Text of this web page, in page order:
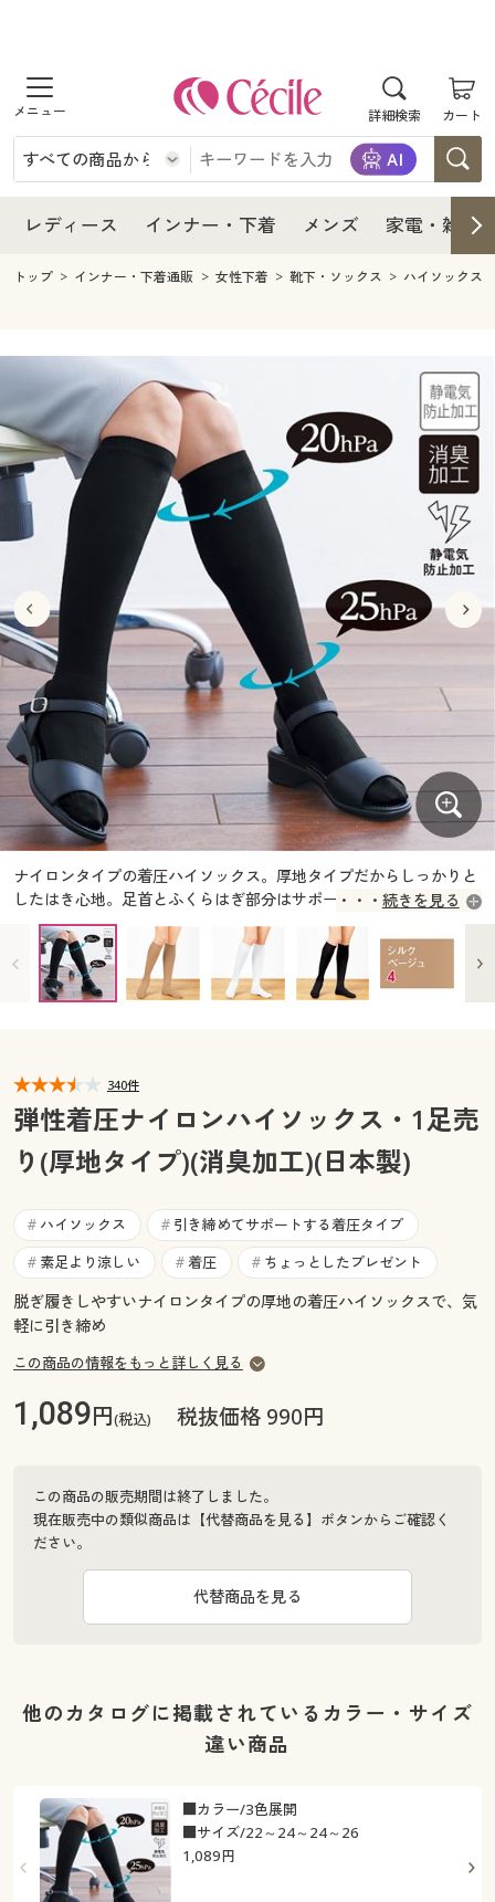
詳細検索 カート
商品を探す
レディース
レディースファッション
インナー・下着
インナー・下着通販すべて
メンズ下着
ジュニア・ティーンズ下着
メンズ
メンズファッション
メンズ下着
家電・雑貨すべて
家電
キッチン・雑貨・日用品
寝具・インテリア・家具
寝具・インテリア・家具通販すべて
家具・収納
寝具・ベッド
カーテン・ラグ・ファブリック
美容・健康
美容・健康通販すべて
美容・健康・サプリメント
制服・スクール
制服・スクールすべて
制服・学生服
ジュニア・ティーンズ下着
大きいサイズ
大きいサイズ通販すべて
大きいサイズ レディース服
大きいサイズ レディース下着
大きいサイズ メンズ
大きいサイズ 事務・制服
バーゲン
バーゲンセール
シークレットセール
詳細検索
商品カテゴリ一覧
カタログ
カタログ・チラシからのご注文
デジタルカタログ
カタログ無料プレゼント
マイページ
閲覧履歴
お気に入り
サポート
ご利用ガイド
よくある質問とお問い合わせ
レディース インナー・下着 メンズ 家電・雑貨
レディース
レディース通販すべて
レディースファッション
インナー・下着
インナー・下着通販すべて
ジュニア・ティーンズ下着
メンズ
メンズ下着
キッチン・雑貨・日用品
寝具・インテリア・家具通販すべて
家具・収納
寝具・ベッド
カーテン・ラグ・ファブリック
美容・健康
美容・健康通販すべて
美容・健康・サプリメント
制服・スクール
制服・スクールすべて
制服・学生服
ジュニア・ティーンズ下着
大きいサイズ
大きいサイズ通販すべて
大きいサイズ レディース服
大きいサイズ レディース下着
大きいサイズ メンズ
大きいサイズ 事務・制服
バーゲン
バーゲンセール
シークレットセール
詳細検索
商品カテゴリ一覧
カタログ
カタログ・チラシからのご注文
カタログ無料プレゼント
会員メニュー
閲覧履歴
お気に入り
サポート
ご利用ガイド
よくある質問とお問い合わせ
トップ インナー・下着通販 女性下着 靴下・ソックス ハイソックス
ナイロンタイプの着圧ハイソックス。厚地タイプだからしっかりと
したはき心地。足首とふくらはぎ部分はサポート力に強弱を付け
た、段階着圧設計。
続きを見る
340件
弾性着圧ナイロンハイソックス・1足売
り(厚地タイプ)(消臭加工)(日本製)
# ハイソックス # 引き締めてサポートする着圧タイプ
# 素足より涼しい # 着圧 # ちょっとしたプレゼント
脱ぎ履きしやすいナイロンタイプの厚地の着圧ハイソックスで、気
軽に引き締め
この商品の情報をもっと詳しく見る
1,089円(税込) 税抜価格 990円
この商品の販売期間は終了しました。
現在販売中の類似商品は【代替商品を見る】ボタンからご確認く
ださい。
代替商品を見る
他のカタログに掲載されているカラー・サイズ
違い商品
1,089円
■カラー/3色展開
■サイズ/22～24～24～26